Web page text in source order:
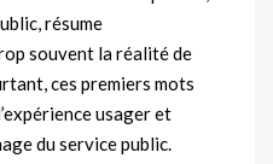
résume
souvent la réalité de
ces premiers mots
usager et
du service public.